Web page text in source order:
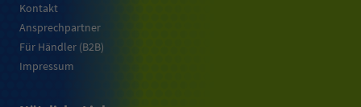
Kontakt
Ansprechpartner
Für Händler (B2B)
Impressum